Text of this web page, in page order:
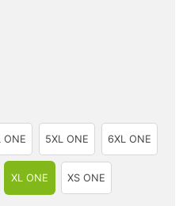
ONE 5XL ONE 6XL ONE
XL ONE XS ONE